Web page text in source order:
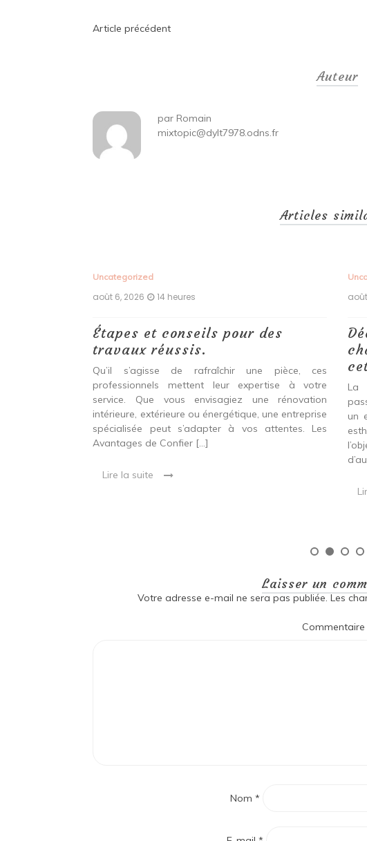
Navigation
Article précédent
Auteur
par Romain
mixtopic@dylt7978.odns.fr
Articles
Uncategorized
août 6, 2026 14 heures
Étapes et conseils pour des
travaux réussis.
Qu’il s’agisse de rafraîchir une pièce, ces
professionnels mettent leur expertise à votre
service. Que vous envisagiez une rénovation
intérieure, extérieure ou énergétique, une entreprise
spécialisée peut s’adapter à vos attentes. Les
Avantages de Confier […]
Lire la suite
La
un
Laisser un
Votre adresse e-mail ne sera pas publiée. Les
Commentaire
Nom *